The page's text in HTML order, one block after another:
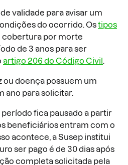
validade para avisar um
do ocorrido. Ostipos
cobertura por morte
de 3 anos para ser
artigo 206 do Código Civil.
ou doença possuem um
ano para solicitar.
fica pausado a partir
beneficiários entram com o
acontece, a Susep institui
ser pago é de 30 dias após
completa solicitada pela